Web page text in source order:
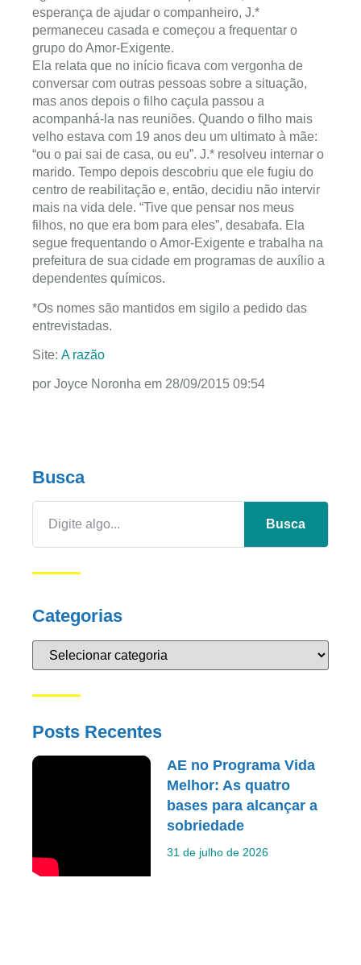
esperança de ajudar o companheiro, J.*
permaneceu casada e começou a frequentar o
grupo do Amor-Exigente.
Ela relata que no início ficava com vergonha de
conversar com outras pessoas sobre a situação,
mas anos depois o filho caçula passou a
acompanhá-la nas reuniões. Quando o filho mais
velho estava com 19 anos deu um ultimato à mãe:
“ou o pai sai de casa, ou eu”. J.* resolveu internar o
marido. Tempo depois descobriu que ele fugiu do
centro de reabilitação e, então, decidiu não intervir
mais na vida dele. “Tive que pensar nos meus
filhos, no que era bom para eles”, desabafa. Ela
segue frequentando o Amor-Exigente e trabalha na
prefeitura de sua cidade em programas de auxílio a
dependentes químicos.
*Os nomes são mantidos em sigilo a pedido das
entrevistadas.
Site: A razão
por Joyce Noronha em 28/09/2015 09:54
Busca
Busca
Categorias
Posts Recentes
AE no Programa Vida
Melhor: As quatro
bases para alcançar a
sobriedade
31 de julho de 2026